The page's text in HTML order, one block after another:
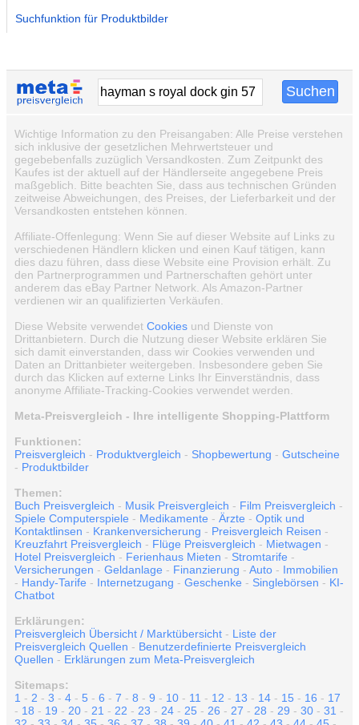
Suchfunktion für Produktbilder
Wichtige Information zu den Preisangaben: Alle Preise verstehen
sich inklusive der gesetzlichen Mehrwertsteuer und
gegebebenfalls zuzüglich Versandkosten. Zum Zeitpunkt des
Kaufes ist der aktuell auf der Händlerseite angegebene Preis
maßgeblich. Bitte beachten Sie, dass aus technischen Gründen
zeitweise Abweichungen, des Preises, der Lieferbarkeit und der
Versandkosten entstehen können.
Affiliate-Offenlegung: Wenn Sie auf dieser Website auf Links zu
verschiedenen Händlern klicken und einen Kauf tätigen, kann
dies dazu führen, dass diese Website eine Provision erhält. Zu
den Partnerprogrammen und Partnerschaften gehört unter
anderem das eBay Partner Network. Als Amazon-Partner
verdienen wir an qualifizierten Verkäufen.
Diese Website verwendet Cookies und Dienste von
Drittanbietern. Durch die Nutzung dieser Website erklären Sie
sich damit einverstanden, dass wir Cookies verwenden und
Daten an Drittanbieter weitergeben. Insbesondere geben Sie
durch das Klicken auf externe Links Ihr Einverständnis, dass
anonyme Affiliate-Tracking-Cookies verwendet werden.
Meta-Preisvergleich - Ihre intelligente Shopping-Plattform
Funktionen:
Preisvergleich - Produktvergleich - Shopbewertung - Gutscheine
- Produktbilder
Themen:
Buch Preisvergleich - Musik Preisvergleich - Film Preisvergleich -
Spiele Computerspiele - Medikamente - Ärzte - Optik und
Kontaktlinsen - Krankenversicherung - Preisvergleich Reisen -
Kreuzfahrt Preisvergleich - Flüge Preisvergleich - Mietwagen -
Hotel Preisvergleich - Ferienhaus Mieten - Stromtarife -
Versicherungen - Geldanlage - Finanzierung - Auto - Immobilien
- Handy-Tarife - Internetzugang - Geschenke - Singlebörsen - KI-
Chatbot
Erklärungen:
Preisvergleich Übersicht / Marktübersicht - Liste der
Preisvergleich Quellen - Benutzerdefinierte Preisvergleich
Quellen - Erklärungen zum Meta-Preisvergleich
Sitemaps:
1 - 2 - 3 - 4 - 5 - 6 - 7 - 8 - 9 - 10 - 11 - 12 - 13 - 14 - 15 - 16 - 17
- 18 - 19 - 20 - 21 - 22 - 23 - 24 - 25 - 26 - 27 - 28 - 29 - 30 - 31 -